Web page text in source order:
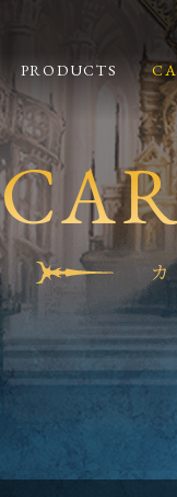
PRODUCTS